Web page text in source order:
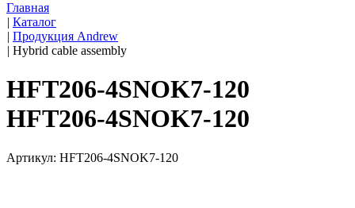
Главная
| Каталог
| Продукция Andrew
| Hybrid cable assembly
HFT206-4SNOK7-120
HFT206-4SNOK7-120
Артикул: HFT206-4SNOK7-120